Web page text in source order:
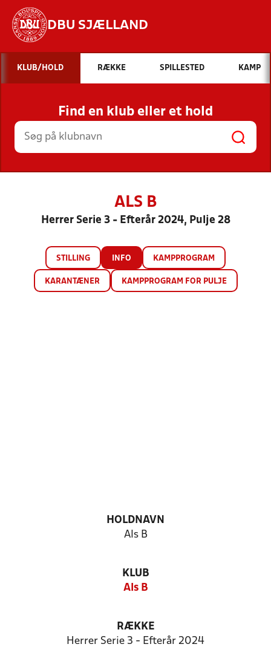
DBU SJÆLLAND
Hvad vil du søge efter?
INDHOLD OG NYHEDER
STILLINGER, RESULTATER, KLUBBER OG
HOLD
KLUB/HOLD RÆKKE SPILLESTED KAMP
Find en klub eller et hold
ALS B
Herrer Serie 3 - Efterår 2024, Pulje 28
STILLING INFO KAMPPROGRAM
KARANTÆNER KAMPPROGRAM FOR PULJE
HOLDNAVN
Als B
KLUB
Als B
RÆKKE
Herrer Serie 3 - Efterår 2024